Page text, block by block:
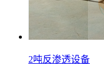
2吨反渗透设备